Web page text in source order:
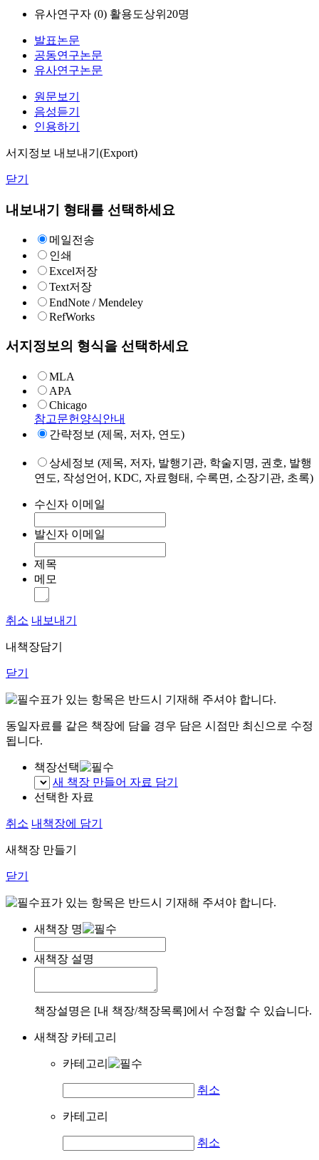
유사연구자 (0) 활용도상위20명
발표논문
공동연구논문
유사연구논문
원문보기
음성듣기
인용하기
서지정보 내보내기(Export)
닫기
내보내기 형태를 선택하세요
메일전송
인쇄
Excel저장
Text저장
EndNote / Mendeley
RefWorks
서지정보의 형식을 선택하세요
MLA
APA
Chicago
참고문헌양식안내
간략정보 (제목, 저자, 연도)
상세정보 (제목, 저자, 발행기관, 학술지명, 권호, 발행
연도, 작성언어, KDC, 자료형태, 수록면, 소장기관, 초록)
수신자 이메일
발신자 이메일
제목
메모
취소 내보내기
내책장담기
닫기
표가 있는 항목은 반드시 기재해 주셔야 합니다.
동일자료를 같은 책장에 담을 경우 담은 시점만 최신으로 수정
됩니다.
책장선택
새 책장 만들어 자료 담기
선택한 자료
취소 내책장에 담기
새책장 만들기
닫기
표가 있는 항목은 반드시 기재해 주셔야 합니다.
새책장 명
새책장 설명
책장설명은 [내 책장/책장목록]에서 수정할 수 있습니다.
새책장 카테고리
카테고리
취소
카테고리
취소